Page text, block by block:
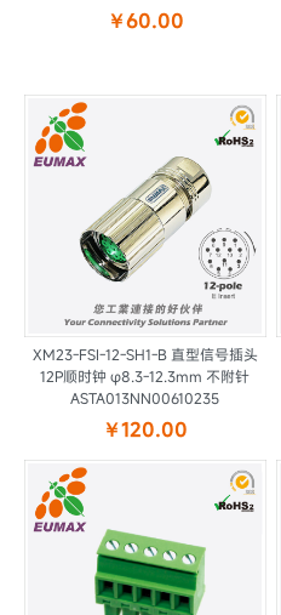
￥60.00
XM23-FSI-12-SH1-B 直型信号插头
12P顺时钟 φ8.3-12.3mm 不附针
ASTA013NN00610235
￥120.00